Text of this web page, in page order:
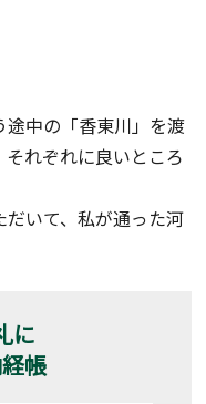
途中の「香東川」を渡
れぞれに良いところ
だいて、私が通った河
に
帳